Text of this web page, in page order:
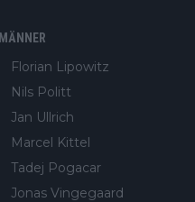
MÄNNER
Florian Lipowitz
Nils Politt
Jan Ullrich
Marcel Kittel
Tadej Pogacar
Jonas Vingegaard